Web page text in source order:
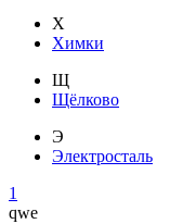
Х
Химки
Щ
Щёлково
Э
Электросталь
1
qwe